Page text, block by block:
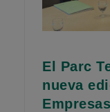
El Parc
nueva